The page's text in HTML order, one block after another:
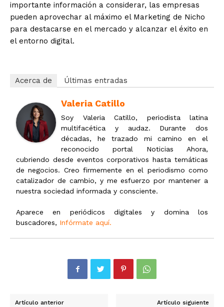
importante información a considerar, las empresas
pueden aprovechar al máximo el Marketing de Nicho
para destacarse en el mercado y alcanzar el éxito en
el entorno digital.
Acerca de Últimas entradas
Valeria Catillo
Soy Valeria Catillo, periodista latina
multifacética y audaz. Durante dos
décadas, he trazado mi camino en el
reconocido portal Noticias Ahora,
cubriendo desde eventos corporativos hasta temáticas
de negocios. Creo firmemente en el periodismo como
catalizador de cambio, y me esfuerzo por mantener a
nuestra sociedad informada y consciente.
Aparece en periódicos digitales y domina los
buscadores, Infórmate aquí.
Artículo anterior Artículo siguiente